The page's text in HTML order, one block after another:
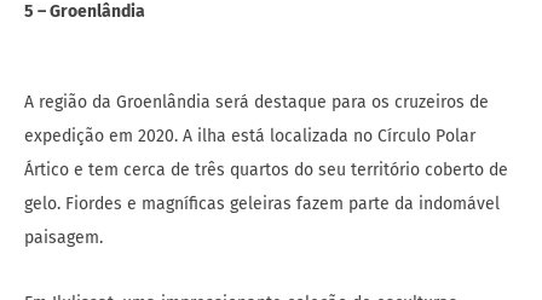
5 – Groenlândia
A região da Groenlândia será destaque para os cruzeiros de
expedição em 2020. A ilha está localizada no Círculo Polar
Ártico e tem cerca de três quartos do seu território coberto de
gelo. Fiordes e magníficas geleiras fazem parte da indomável
paisagem.